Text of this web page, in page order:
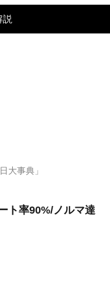
説
大事典」
ト率90%/ノルマ達